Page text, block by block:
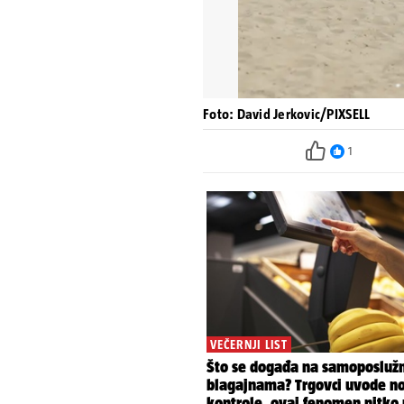
Foto: David Jerkovic/PIXSELL
1